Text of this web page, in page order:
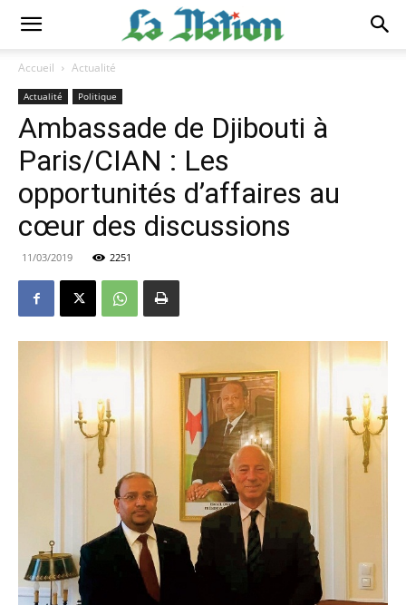
Accueil Actualité
Actualité Politique
Ambassade de Djibouti à
Paris/CIAN : Les
opportunités d’affaires au
cœur des discussions
11/03/2019 2251